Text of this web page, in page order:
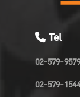
Tel
02-579-9579
02-579-1544